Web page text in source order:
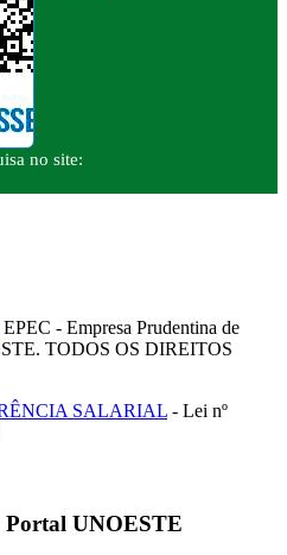
no site:
EPEC - Empresa Prudentina de
TODOS OS DIREITOS
SALARIAL - Lei nº
Portal UNOESTE